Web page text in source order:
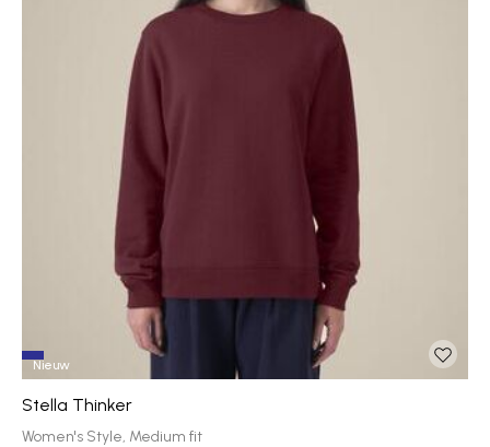
Nieuw
Stella Thinker
Women's Style, Medium fit